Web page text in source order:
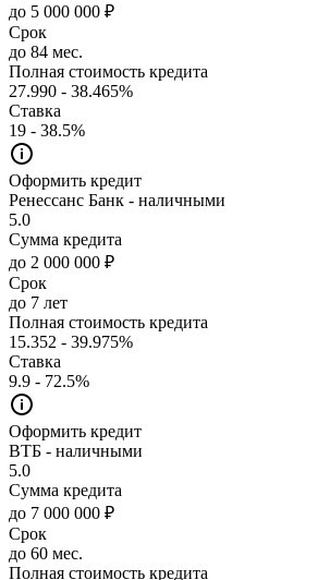
до 5 000 000 ₽
Срок
до 84 мес.
Полная стоимость кредита
27.990 - 38.465%
Ставка
19 - 38.5%
Оформить кредит
Ренессанс Банк - наличными
5.0
Сумма кредита
до 2 000 000 ₽
Срок
до 7 лет
Полная стоимость кредита
15.352 - 39.975%
Ставка
9.9 - 72.5%
Оформить кредит
ВТБ - наличными
5.0
Сумма кредита
до 7 000 000 ₽
Срок
до 60 мес.
Полная стоимость кредита